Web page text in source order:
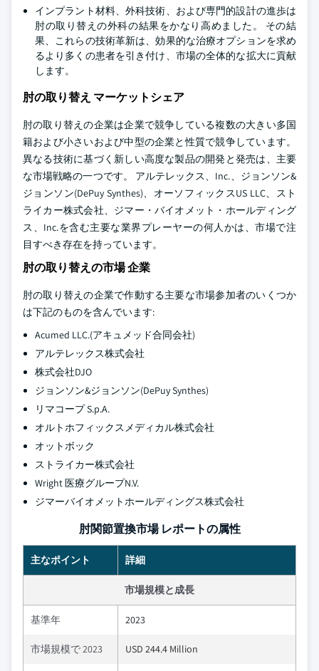
インプラント材料、外科技術、および専門的設計の進歩は
肘の取り替えの外科の結果をかなり高めました。 その結
果、これらの技術革新は、効果的な治療オプションを求め
るより多くの患者を引き付け、市場の全体的な拡大に貢献
します。
肘の取り替え マーケットシェア
肘の取り替えの企業は企業で競争している複数の大きい多国
籍および小さいおよび中型の企業と性質で競争しています。
異なる技術に基づく新しい高度な製品の開発と発売は、主要
な市場戦略の一つです。 アルテレックス、Inc.、ジョンソン&
ジョンソン(DePuy Synthes)、オーソフィックスUS LLC、スト
ライカー株式会社、ジマー・バイオメット・ホールディング
ス、Inc.を含む主要な業界プレーヤーの何人かは、市場で注
目すべき存在を持っています。
肘の取り替えの市場 企業
肘の取り替えの企業で作動する主要な市場参加者のいくつか
は下記のものを含んでいます:
Acumed LLC.(アキュメッド合同会社)
アルテレックス株式会社
株式会社DJO
ジョンソン&ジョンソン(DePuy Synthes)
リマコープ S.p.A.
オルトホフィックスメディカル株式会社
オットボック
ストライカー株式会社
Wright 医療グループN.V.
ジマーバイオメットホールディングス株式会社
肘関節置換市場 レポートの属性
主なポイント 詳細
市場規模と成長
基準年 2023
市場規模で 2023 USD 244.4 Million